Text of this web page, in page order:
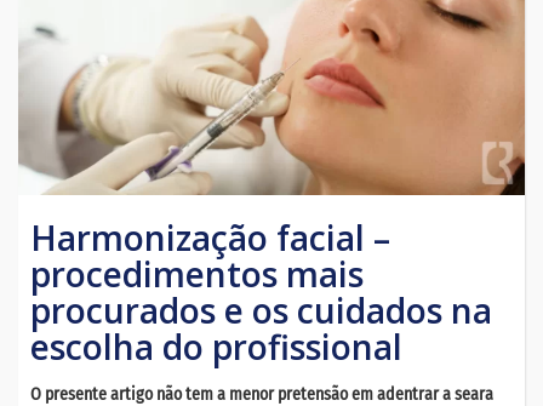
Harmonização facial –
procedimentos mais
procurados e os cuidados na
escolha do profissional
O presente artigo não tem a menor pretensão em adentrar a seara